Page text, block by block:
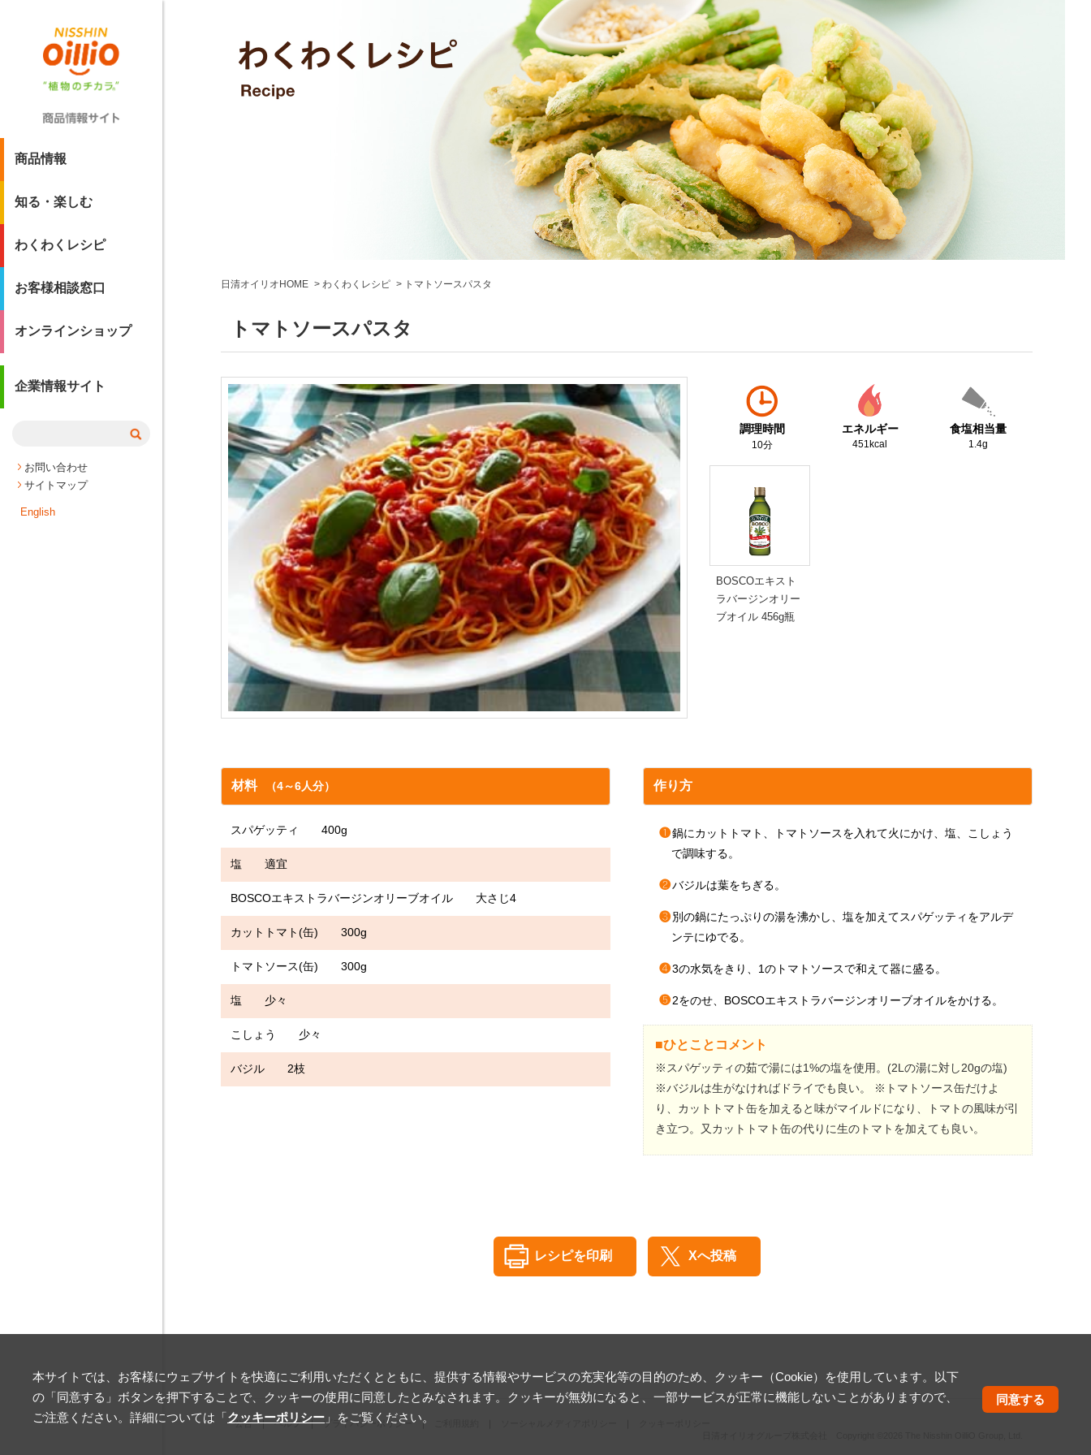
商品情報
知る・楽しむ
わくわくレシピ
お客様相談窓口
オンラインショップ
企業情報サイト
お問い合わせ
サイトマップ
English
日清オイリオHOME わくわくレシピ トマトソースパスタ
トマトソースパスタ
調理時間
10分
エネルギー
451kcal
食塩相当量
1.4g
BOSCOエキスト
ラバージンオリー
ブオイル 456g瓶
材料 （4～6人分）
スパゲッティ 400g
塩 適宜
BOSCOエキストラバージンオリーブオイル 大さじ4
カットトマト(缶) 300g
トマトソース(缶) 300g
塩 少々
こしょう 少々
バジル 2枝
作り方
❶鍋にカットトマト、トマトソースを入れて火にかけ、塩、こしょう
で調味する。
❷バジルは葉をちぎる。
❸ 別の鍋にたっぷりの湯を沸かし、塩を加えてスパゲッティをアルデ
ンテにゆでる。
❹3の水気をきり、1のトマトソースで和えて器に盛る。
❺ 2をのせ、BOSCOエキストラバージンオリーブオイルをかける。
■ひとことコメント
※スパゲッティの茹で湯には1%の塩を使用。(2Lの湯に対し20gの塩)
※バジルは生がなければドライでも良い。 ※トマトソース缶だけよ
り、カットトマト缶を加えると味がマイルドになり、トマトの風味が引
き立つ。又カットトマト缶の代りに生のトマトを加えても良い。
レシピを印刷 Xへ投稿
公告 ヘルプ プライバシーポリシー
本サイトでは、お客様にウェブサイトを快適にご利用いただくとともに、提供する情報やサービスの充実化等の目的のため、クッキー（Cookie）を使用しています。以下
の「同意する」ボタンを押下することで、クッキーの使用に同意したとみなされます。クッキーが無効になると、一部サービスが正常に機能しないことがありますので、
ご注意ください。詳細については「クッキーポリシー 」をご覧ください。
同意する